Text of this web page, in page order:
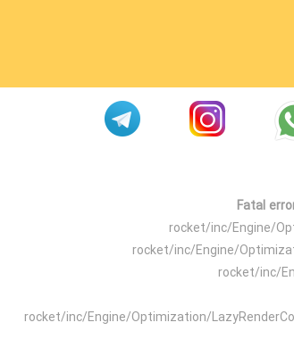
Fatal
rocket/inc/Engine/
rocket/inc/Engine/
rocket/inc/
rocket/inc/Engine/Optimization/